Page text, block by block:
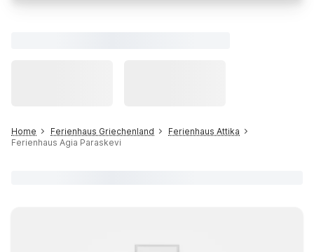
Home Ferienhaus Griechenland
Ferienhaus Attika
Ferienhaus Agia Paraskevi